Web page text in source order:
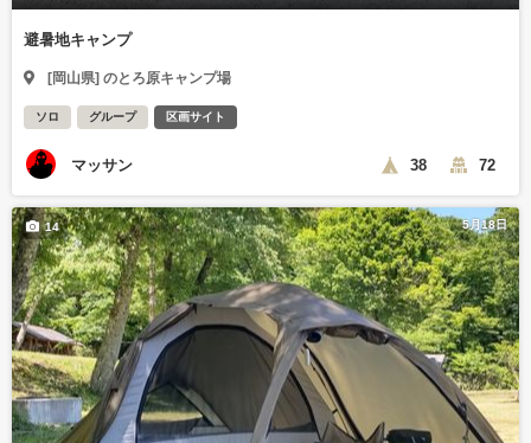
避暑地キャンプ
[岡山県] のとろ原キャンプ場
ソロ グループ 区画サイト
マッサン 38 72
5月18日
14